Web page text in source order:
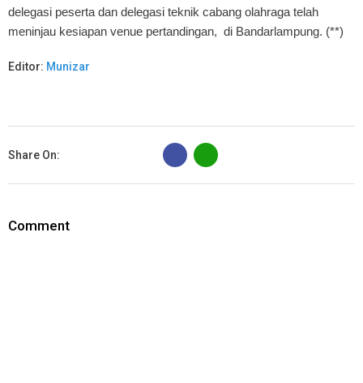
delegasi peserta dan delegasi teknik cabang olahraga telah
meninjau kesiapan venue pertandingan, di Bandarlampung. (**)
Editor: Munizar
Share On:
B
Comment